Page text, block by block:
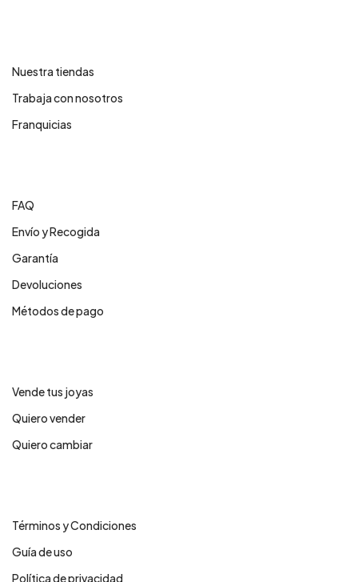
Nuestra tiendas
Trabaja con nosotros
Franquicias
FAQ
Envío y Recogida
Garantía
Devoluciones
Métodos de pago
Vende tus joyas
Quiero vender
Quiero cambiar
Términos y Condiciones
Guía de uso
Política de privacidad